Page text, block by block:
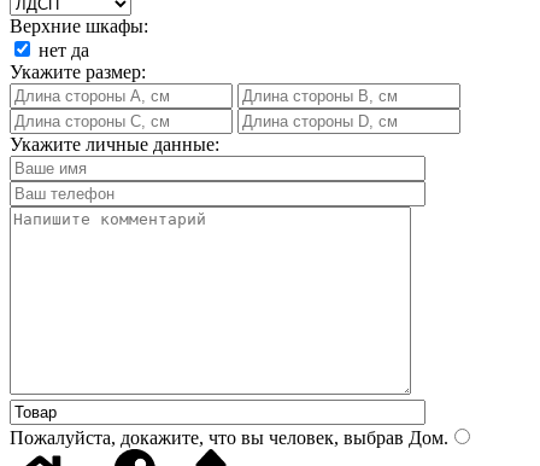
Верхние шкафы:
нет да
Укажите размер:
Укажите личные данные:
Пожалуйста, докажите, что вы человек, выбрав Дом.